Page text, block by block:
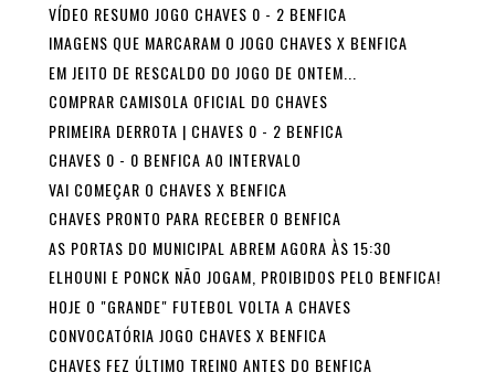
VÍDEO RESUMO JOGO CHAVES 0 - 2 BENFICA
IMAGENS QUE MARCARAM O JOGO CHAVES X BENFICA
EM JEITO DE RESCALDO DO JOGO DE ONTEM...
COMPRAR CAMISOLA OFICIAL DO CHAVES
PRIMEIRA DERROTA | CHAVES 0 - 2 BENFICA
CHAVES 0 - 0 BENFICA AO INTERVALO
VAI COMEÇAR O CHAVES X BENFICA
CHAVES PRONTO PARA RECEBER O BENFICA
AS PORTAS DO MUNICIPAL ABREM AGORA ÀS 15:30
ELHOUNI E PONCK NÃO JOGAM, PROIBIDOS PELO BENFICA!
HOJE O "GRANDE" FUTEBOL VOLTA A CHAVES
CONVOCATÓRIA JOGO CHAVES X BENFICA
CHAVES FEZ ÚLTIMO TREINO ANTES DO BENFICA